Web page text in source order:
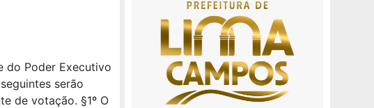
do Poder Executivo
serão
de votação. §1º O